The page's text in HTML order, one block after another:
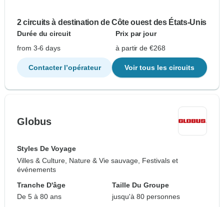
2 circuits à destination de Côte ouest des États-Unis
Durée du circuit
Prix par jour
from 3-6 days
à partir de €268
Contacter l’opérateur Voir tous les circuits
Globus
Styles De Voyage
Villes & Culture, Nature & Vie sauvage, Festivals et
événements
Tranche D'âge
De 5 à 80 ans
Taille Du Groupe
jusqu'à 80 personnes